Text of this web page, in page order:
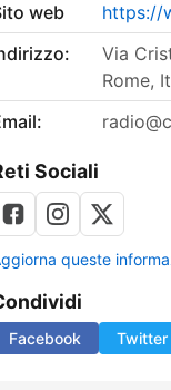
web
https://
Via
Rome,
Sociali
queste
Facebook Twitter